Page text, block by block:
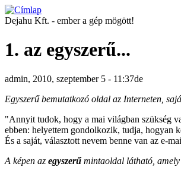
Dejahu Kft. - ember a gép mögött!
1. az egyszerű...
admin, 2010, szeptember 5 - 11:37de
Egyszerű bemutatkozó oldal az Interneten,
"Annyit tudok, hogy a mai világban szükség
ebben: helyettem gondolkozik, tudja, hogyan
És a saját, választott nevem benne van az e-
A képen az egyszerűmintaoldal látható, amely